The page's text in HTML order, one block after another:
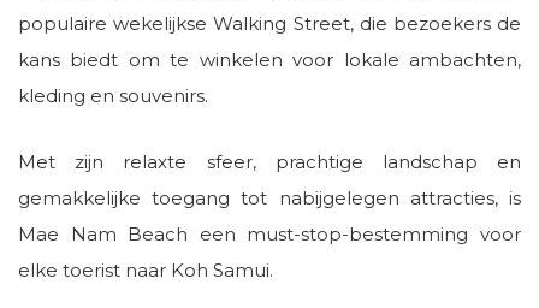
populaire wekelijkse Walking Street, die bezoekers de
kans biedt om te winkelen voor lokale ambachten,
kleding en souvenirs.
Met zijn relaxte sfeer, prachtige landschap en
gemakkelijke toegang tot nabijgelegen attracties, is
Mae Nam Beach een must-stop-bestemming voor
elke toerist naar Koh Samui.